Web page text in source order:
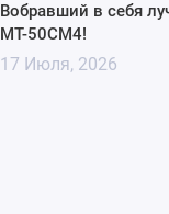
Вобравший в себя
MT-50CM4!
17 Июля, 2026